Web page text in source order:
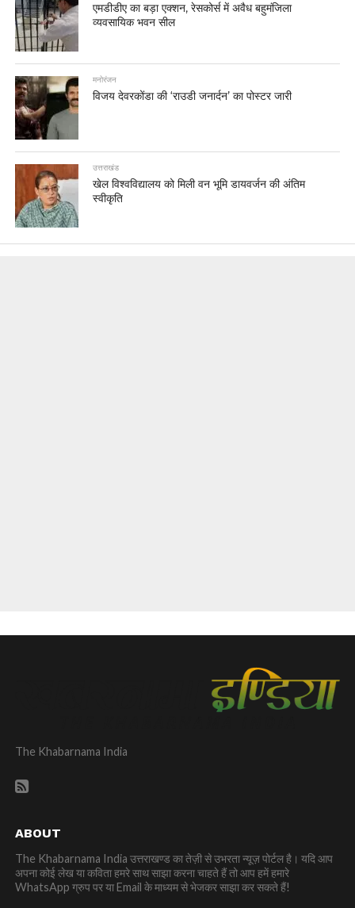
एमडीडीए का बड़ा एक्शन, रेसकोर्स में अवैध बहुमंजिला
व्यवसायिक भवन सील
मनोरंजन
विजय देवरकोंडा की ‘राउडी जनार्दन’ का पोस्टर जारी
उत्तराखंड
खेल विश्वविद्यालय को मिली वन भूमि डायवर्जन की अंतिम
स्वीकृति
The Khabarnama India
ABOUT
The Khabarnama India उत्तराखण्ड का तेज़ी से उभरता न्यूज़ पोर्टल है। यदि आप
अपना कोई लेख या कविता हमरे साथ साझा करना चाहते हैं तो आप हमें हमारे
WhatsApp ग्रुप पर या Email के माध्यम से भेजकर साझा कर सकते हैं!